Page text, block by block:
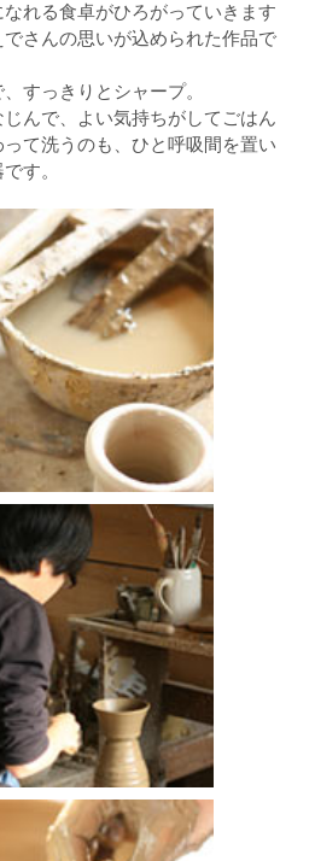
れる食卓がひろがっていきます
さんの思いが込められた作品で
すっきりとシャープ。
んで、よい気持ちがしてごはん
て洗うのも、ひと呼吸間を置い
す。